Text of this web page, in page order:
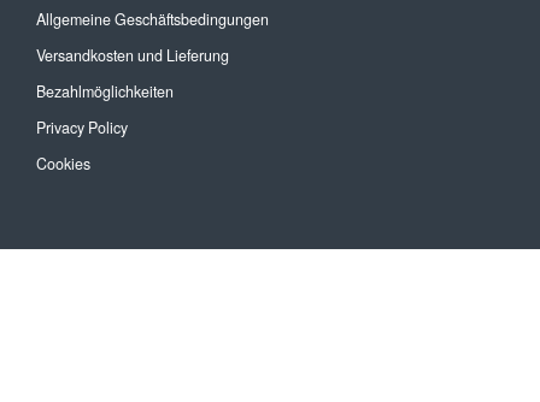
Allgemeine Geschäftsbedingungen
Versandkosten und Lieferung
Bezahlmöglichkeiten
Privacy Policy
Cookies